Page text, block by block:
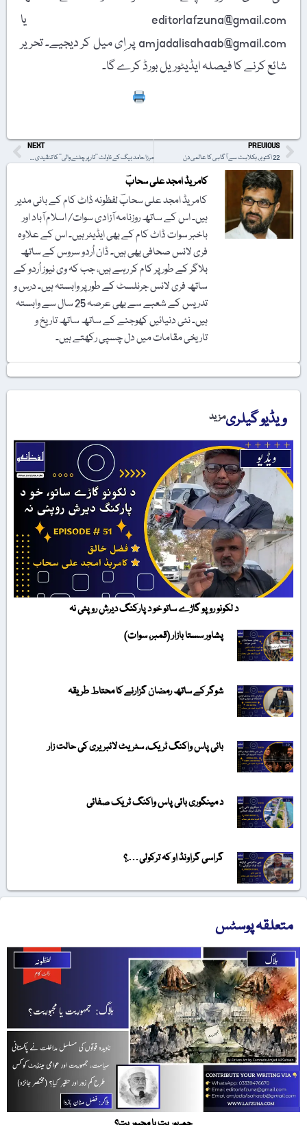
editorlafzuna@gmail.com یا
amjadalisahaab@gmail.com پر اِی میل کر دیجیے۔ تحریر
شائع کرنے کا فیصلہ ایڈیٹوریل بورڈ کرے گا۔
PREVIOUS
22 اکتوبر، ہکلاہٹ سے آگاہی کا عالمی دن
NEXT
مرزا حامد بیگ کے ناولٹ ’’تار پر چلنے والی‘‘ کا تنقیدی جائزہ
کامریڈ امجد علی سحابؔ
کامریڈ امجد علی سحابؔ لفظونہ ڈاٹ کام کے بانی مدیر
ہیں۔ اس کے ساتھ روزنامہ آزادی سوات/ اسلام آباد اور
باخبر سوات ڈاٹ کام کے بھی ایڈیٹر ہیں۔ اس کے علاوہ
فری لانس صحافی بھی ہیں۔ ڈان اُردو سروس کے ساتھ
بلاگر کے طور پر کام کر رہے ہیں، جب کہ وی نیوز اُردو کے
ساتھ فری لانس جرنلسٹ کے طور پر وابستہ ہیں۔ درس و
تدریس کے شعبے سے بھی عرصہ 25 سال سے وابستہ
ہیں۔ نئی دنیائیں کھوجنے کے ساتھ ساتھ تاریخ و
تاریخی مقامات میں دل چسپی رکھتے ہیں۔
ویڈیو گیلریمزید
د لکونو روپو گاڑے ساتو خو د پارکنگ دیرش روپئی نہ
پشاور سستا بازار (قمبر، سوات)
شوگر کے ساتھ رمضان گزارنے کا محتاط طریقہ
بائی پاس واکنگ ٹریک، سٹریٹ لائبریری کی حالت زار
د مینگوری بائی پاس واکنگ ٹریک صفائی
گراسی گراونڈ او کہ ترکولی….؟
متعلقہ پوسٹس